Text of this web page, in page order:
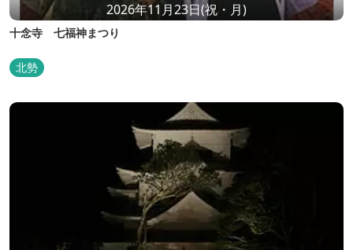
2026年11月23日(祝・月)
十念寺 七福神まつり
北勢